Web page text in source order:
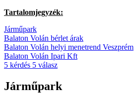
Tartalomjegyzék:
Járműpark
Balaton Volán bérlet árak
Balaton Volán helyi menetrend Veszprém
Balaton Volán Ipari Kft
5 kérdés 5 válasz
Járműpark